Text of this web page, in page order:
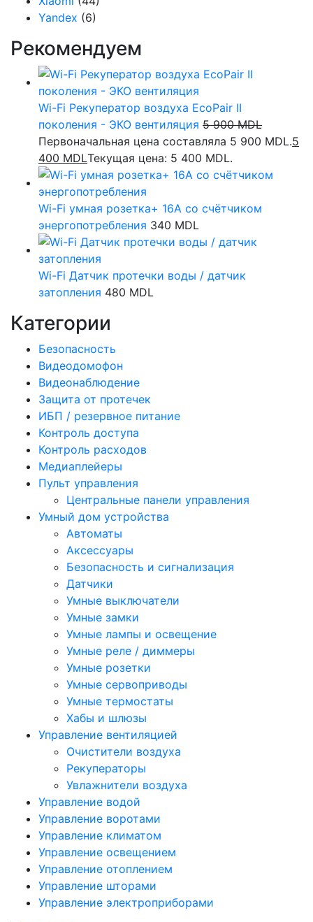
Yandex (6)
Рекомендуем
Wi-Fi Рекуператор воздуха EcoPair II
поколения - ЭКО вентиляция 5 900MDL
Первоначальная цена составляла 5 900 MDL.5
400 MDLТекущая цена: 5 400 MDL.
Wi-Fi умная розетка+ 16А со счётчиком
энергопотребления 340 MDL
Wi-Fi Датчик протечки воды / датчик
затопления 480 MDL
Категории
Безопасность
Видеодомофон
Видеонаблюдение
Защита от протечек
ИБП / резервное питание
Контроль доступа
Контроль расходов
Медиаплейеры
Пульт управления
Центральные панели управления
Умный дом устройства
Автоматы
Аксессуары
Безопасность и сигнализация
Датчики
Умные выключатели
Умные замки
Умные лампы и освещение
Умные реле / диммеры
Умные розетки
Умные сервоприводы
Умные термостаты
Хабы и шлюзы
Управление вентиляцией
Очистители воздуха
Рекуператоры
Увлажнители воздуха
Управление водой
Управление воротами
Управление климатом
Управление освещением
Управление отоплением
Управление шторами
Управление электроприборами